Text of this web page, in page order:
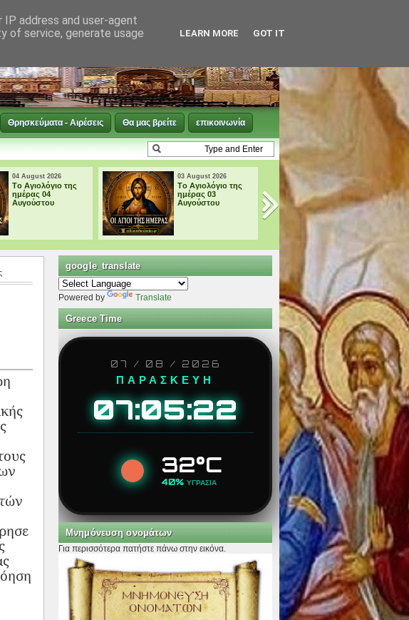
Θρησκεύματα - Αιρέσεις Θα μας βρείτε επικοινωνία
03 August 2026
Tο Αγιολόγιο της
ημέρας 03
Αυγούστου
03 August 2026
† ΜΙΚΡΗ
ΠΑΡΑΚΛΗΣΗ ΕΙΣ
ΤΗΝ ΥΠΕΡΑΓΙΑ
02 August 2026
† ΜΕΓΑΛΗ
ΠΑΡΑΚΛΗΣΗ ΕΙΣ
ΤΗΝ ΥΠΕΡΑΓΙΑ
ΘΕΟΤΟΚΟ
google_translate
Powered by Translate
Greece Time
07 / 08 / 2026
ΠΑΡΑΣΚΕΥΗ
07:05:23
32°C
40% ΥΓΡΑΣΙΑ
Μνημόνευση ονομάτων
Για περισσότερα πατήστε πάνω στην εικόνα.
address and user-agent
of service, generate usage
LEARN MORE GOT IT